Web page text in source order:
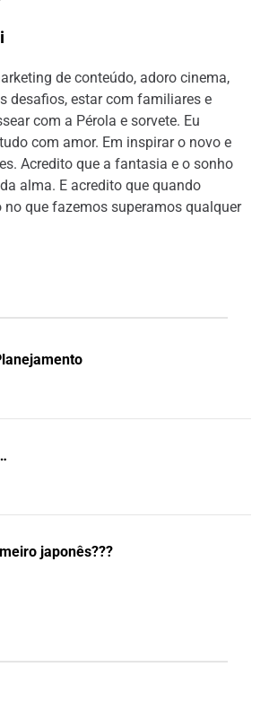
de conteúdo, adoro cinema,
desafios, estar com familiares e
com a Pérola e sorvete. Eu
com amor. Em inspirar o novo e
Acredito que a fantasia e o sonho
alma. E acredito que quando
que fazemos superamos qualquer
japonês???